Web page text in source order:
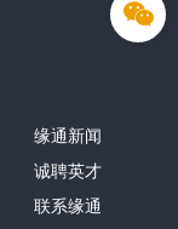
缘通新闻
诚聘英才
联系缘通